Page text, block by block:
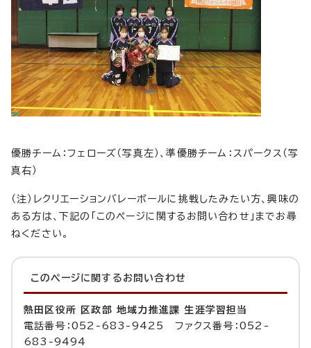
優勝チーム：フェローズ（写真左）、準優勝チーム：スパークス（写
真右）
（注）レクリエーションバレーボールに挑戦したみたい方、興味の
ある方は、下記の「このページに関するお問い合わせ」までお尋
ねください。
このページに関する お問い合わせ
熱田区役所 区政部 地域力推進課 生涯学習担当
電話番号：052-683-9425 ファクス番号：052-
683-9494